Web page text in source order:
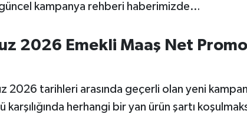
kampanya rehberi haberimizde…
2026 Emekli Maaş Net
2026 tarihleri arasında geçerli olan yeni
karşılığında herhangi bir yan ürün şartı